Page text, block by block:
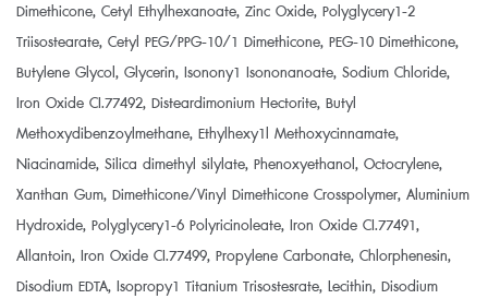
Dimethicone, Cetyl Ethylhexanoate, Zinc Oxide, Polyglycery1-2
Triisostearate, Cetyl PEG/PPG-10/1 Dimethicone, PEG-10 Dimethicone,
Butylene Glycol, Glycerin, Isonony1 Isononanoate, Sodium Chloride,
Iron Oxide CI.77492, Disteardimonium Hectorite, Butyl
Methoxydibenzoylmethane, Ethylhexy1l Methoxycinnamate,
Niacinamide, Silica dimethyl silylate, Phenoxyethanol, Octocrylene,
Xanthan Gum, Dimethicone/Vinyl Dimethicone Crosspolymer, Aluminium
Hydroxide, Polyglycery1-6 Polyricinoleate, Iron Oxide CI.77491,
Allantoin, Iron Oxide CI.77499, Propylene Carbonate, Chlorphenesin,
Disodium EDTA, Isopropy1 Titanium Trisostesrate, Lecithin, Disodium